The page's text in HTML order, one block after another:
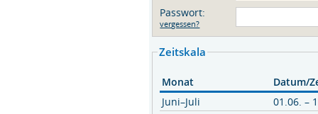
Passwort:
vergessen?
Zeitskala
Zeitskala
Monat
Datum/
Juni–Juli
01.06. –